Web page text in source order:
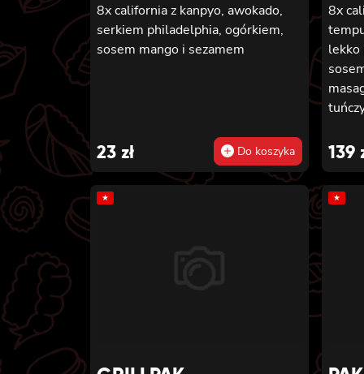
8x california z kanpyo, awokado,
serkiem philadelphia, ogórkiem,
sosem mango i sezamem
23 zł Do koszyka
8x
lekko
139
★ ★